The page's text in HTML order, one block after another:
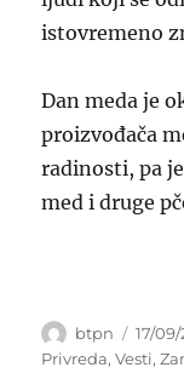
istovremeno
Dan meda je
proizvođača
radinosti, pa
med i druge
Author
btpn
on
17/09/
Privreda,Vesti,